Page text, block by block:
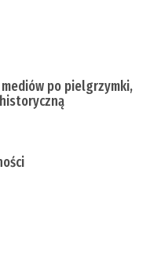
po pielgrzymki,